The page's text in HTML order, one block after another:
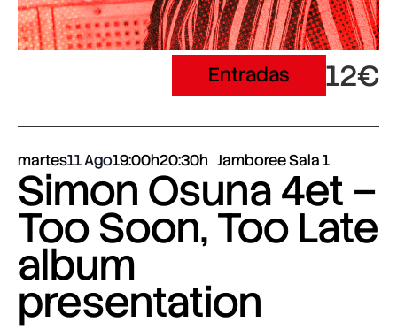
Entradas 12€
martes11 Ago19:00h20:30h Jamboree Sala 1
Simon Osuna 4et –
Too Soon, Too Late
album
presentation